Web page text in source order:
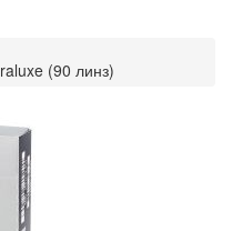
(90 линз)